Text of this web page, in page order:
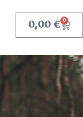
0,00€ 0